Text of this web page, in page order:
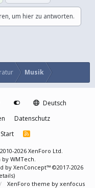
um hier zu antworten.
Musik
Deutsch
Datenschutz
Start
R
2026 XenForo Ltd.
by WMTech
by XenConcept™ ©2017-2026
)
XenForo theme by xenfocus